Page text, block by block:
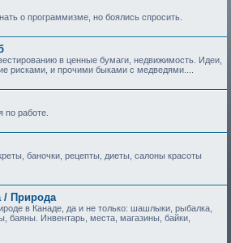
о программизме, но боялись спросить.
в ценные бумаги, недвижимость. Идеи,
рисками, и прочими быками с медведями....
по работе.
баночки, рецепты, диеты, салоны красоты
/ Природа
в Канаде, да и не только: шашлыки, рыбалка,
баяны. Инвентарь, места, магазины, байки,